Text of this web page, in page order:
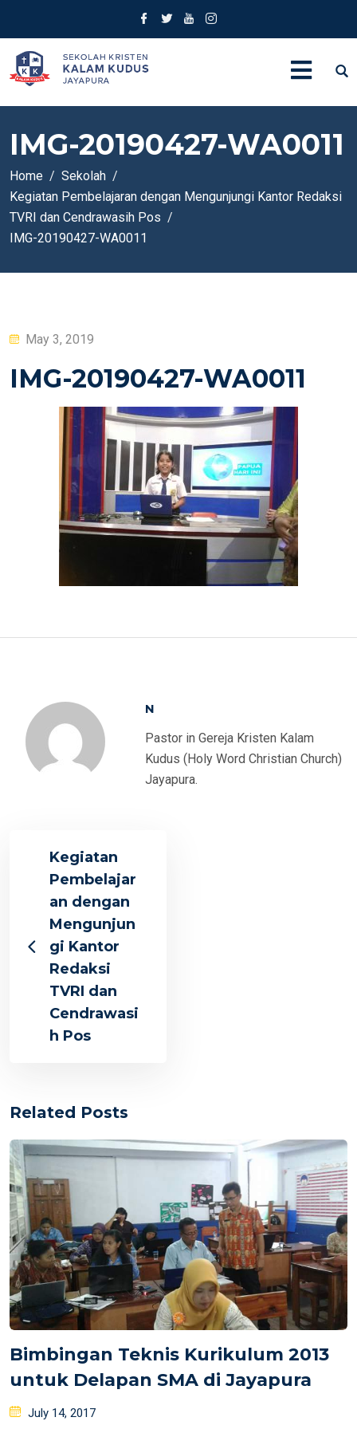
IMG-20190427-WA0011
Home
Sekolah
Kegiatan Pembelajaran dengan Mengunjungi Kantor Redaksi
TVRI dan Cendrawasih Pos
IMG-20190427-WA0011
Posted
May 3, 2019
IMG-20190427-WA0011
N
Pastor in Gereja Kristen Kalam
Kudus (Holy Word Christian Church)
Jayapura.
Kegiatan
Pembelajar
an dengan
Mengunjun
gi Kantor
Redaksi
TVRI dan
Cendrawasi
h Pos
Related Posts
Bimbingan Teknis Kurikulum 2013
untuk Delapan SMA di Jayapura
Posted
July 14, 2017